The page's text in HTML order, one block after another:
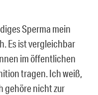
Sperma mein
Es ist vergleichbar
im öffentlichen
tragen. Ich weiß,
gehöre nicht zur